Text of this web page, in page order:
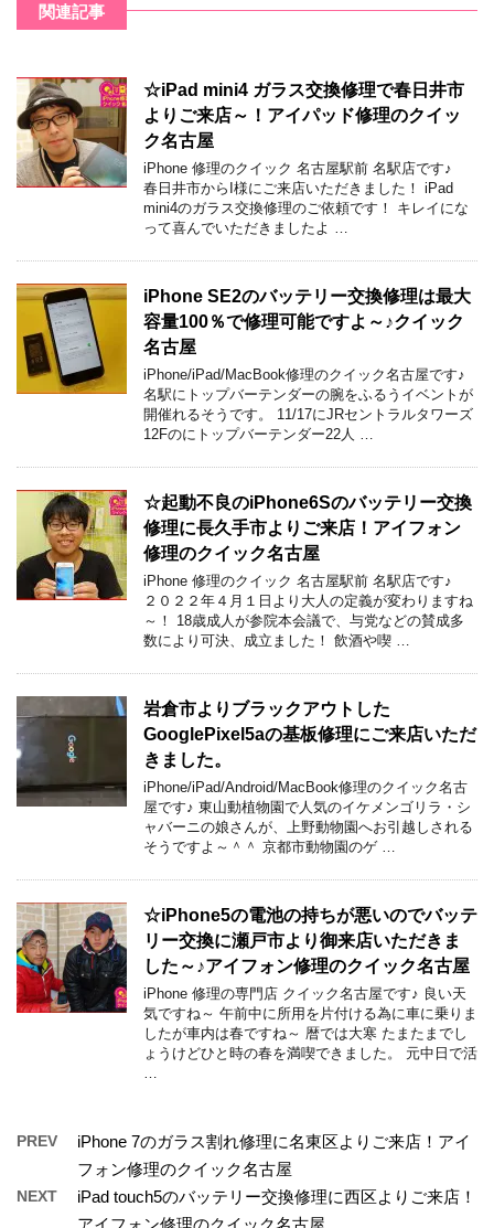
関連記事
☆iPad mini4 ガラス交換修理で春日井市
よりご来店～！アイパッド修理のクイッ
ク名古屋
iPhone 修理のクイック 名古屋駅前 名駅店です♪
春日井市からI様にご来店いただきました！ iPad
mini4のガラス交換修理のご依頼です！ キレイにな
って喜んでいただきましたよ …
iPhone SE2のバッテリー交換修理は最大
容量100％で修理可能ですよ～♪クイック
名古屋
iPhone/iPad/MacBook修理のクイック名古屋です♪
名駅にトップバーテンダーの腕をふるうイベントが
開催れるそうです。 11/17にJRセントラルタワーズ
12Fのにトップバーテンダー22人 …
☆起動不良のiPhone6Sのバッテリー交換
修理に長久手市よりご来店！アイフォン
修理のクイック名古屋
iPhone 修理のクイック 名古屋駅前 名駅店です♪
２０２２年４月１日より大人の定義が変わりますね
～！ 18歳成人が参院本会議で、与党などの賛成多
数により可決、成立ました！ 飲酒や喫 …
岩倉市よりブラックアウトした
GooglePixel5aの基板修理にご来店いただ
きました。
iPhone/iPad/Android/MacBook修理のクイック名古
屋です♪ 東山動植物園で人気のイケメンゴリラ・シ
ャバーニの娘さんが、上野動物園へお引越しされる
そうですよ～＾＾ 京都市動物園のゲ …
☆iPhone5の電池の持ちが悪いのでバッテ
リー交換に瀬戸市より御来店いただきま
した～♪アイフォン修理のクイック名古屋
iPhone 修理の専門店 クイック名古屋です♪ 良い天
気ですね～ 午前中に所用を片付ける為に車に乗りま
したが車内は春ですね～ 暦では大寒 たまたまでし
ょうけどひと時の春を満喫できました。 元中日で活
PREV
iPhone 7のガラス割れ修理に名東区よりご来店！アイ
フォン修理のクイック名古屋
NEXT
iPad touch5のバッテリー交換修理に西区よりご来店！
アイフォン修理のクイック名古屋